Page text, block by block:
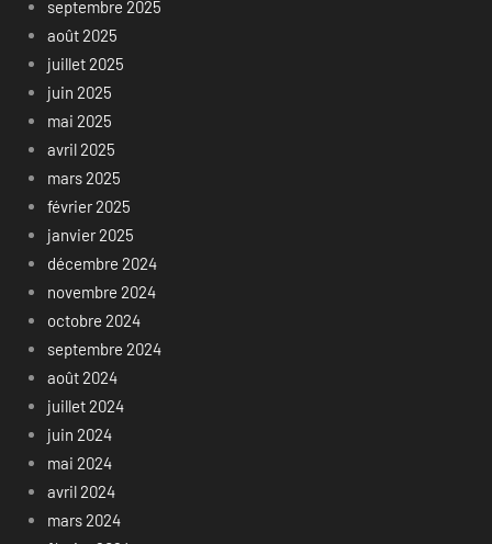
septembre 2025
août 2025
juillet 2025
juin 2025
mai 2025
avril 2025
mars 2025
février 2025
janvier 2025
décembre 2024
novembre 2024
octobre 2024
septembre 2024
août 2024
juillet 2024
juin 2024
mai 2024
avril 2024
mars 2024